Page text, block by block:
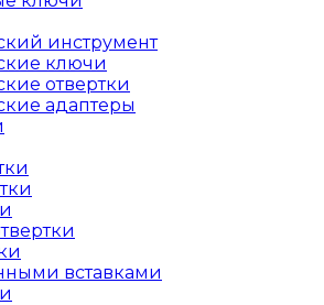
инструмент
ключи
отвертки
адаптеры
вставками